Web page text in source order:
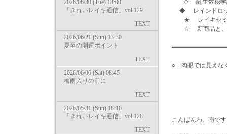
2026/06/30 (Tue) 18:00
「きれいレイキ通信」vol.129
TEXT
2026/06/21 (Sun) 13:30
夏至の開運ポイント
TEXT
2026/06/06 (Sat) 08:45
梅雨入りの前に
TEXT
2026/05/31 (Sun) 18:10
「きれいレイキ通信」vol.128
TEXT
◇ 誕生数秘学講
◆ レインドロッ
★ レイキセミナ
☆ 新商品と、
○ 肉眼では見えな
こんばんわ。南で